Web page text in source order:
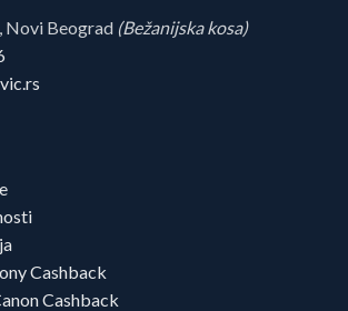
Novi Beograd (Bežanijska kosa)
Cashback
Cashback